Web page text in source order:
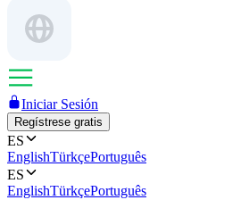
Iniciar Sesión
Regístrese gratis
ES
EnglishTürkçePortuguês
ES
EnglishTürkçePortuguês